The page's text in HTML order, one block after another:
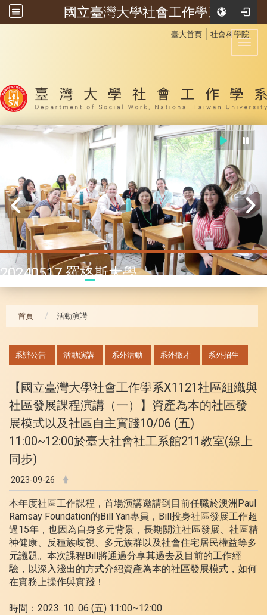
國立臺灣大學社會工作學系
臺大首頁 社會科學院
20240517 羅格斯大學
首頁 活動演講
系辦公告 活動演講 系外活動 系外徵才 系外招生
【國立臺灣大學社會工作學系X1121社區組織與
社區發展課程演講（一）】資產為本的社區發
展模式以及社區自主實踐10/06 (五)
11:00~12:00於臺大社會社工系館211教室(線上
同步)
2023-09-26
本年度社區工作課程，首場演講邀請到目前任職於澳洲Paul
Ramsay Foundation的Bill Yan專員，Bill投身社區發展工作超
過15年，也因為自身多元背景，長期關注社區發展、社區精
神健康、反種族歧視、多元族群以及社會住宅居民權益等多
元議題。本次課程Bill將通過分享其過去及目前的工作經
驗，以深入淺出的方式介紹資產為本的社區發展模式，如何
在實務上操作與實踐！
時間：2023. 10. 06 (五) 11:00~12:00